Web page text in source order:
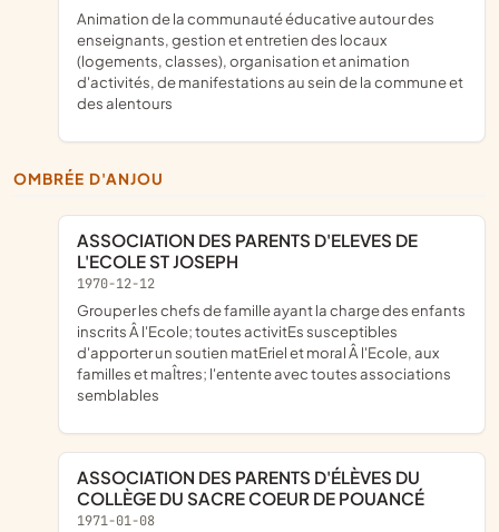
animation de la communauté éducative autour des
enseignants, gestion et entretien des locaux
(logements, classes), organisation et animation
d'activités, de manifestations au sein de la commune et
des alentours
OMBRÉE D'ANJOU
ASSOCIATION DES PARENTS D'ELEVES DE
L'ECOLE ST JOSEPH
1970-12-12
Grouper les chefs de famille ayant la charge des enfants
inscrits Â l'Ecole; toutes activitEs susceptibles
d'apporter un soutien matEriel et moral Â l'Ecole, aux
familles et maÎtres; l'entente avec toutes associations
semblables
ASSOCIATION DES PARENTS D'ÉLÈVES DU
COLLÈGE DU SACRE COEUR DE POUANCÉ
1971-01-08